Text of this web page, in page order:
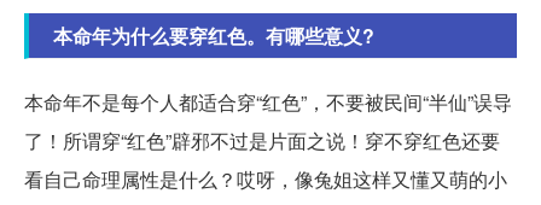
本命年为什么要穿红色。有哪些意义?
本命年不是每个人都适合穿“红色”，不要被民间“半仙”误导
了！所谓穿“红色”辟邪不过是片面之说！穿不穿红色还要
看自己命理属性是什么？哎呀，像兔姐这样又懂又萌的小